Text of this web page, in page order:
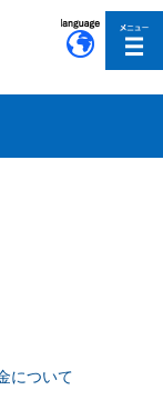
について